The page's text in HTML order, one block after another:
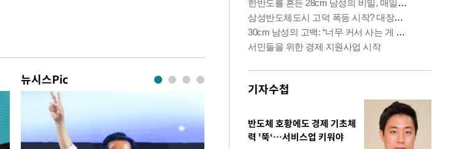
뉴시스Pic
기자수첩
반도체 호황에도 경제 기초체
력 '뚝‘…서비스업 키워야